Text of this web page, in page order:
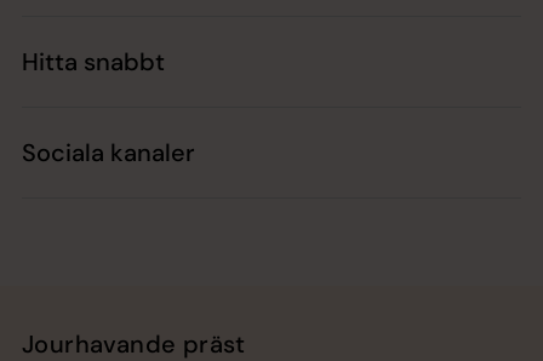
Hitta snabbt
Sociala kanaler
Jourhavande präst